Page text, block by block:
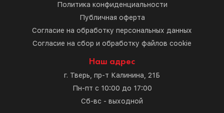
Политика конфиденциальности
Публичная оферта
Согласие на обработку персональных данных
Согласие на сбор и обработку файлов cookie
Наш адрес
г. Тверь, пр-т Калинина, 21Б
Пн-пт с 10:00 до 17:00
Сб-вс - выходной